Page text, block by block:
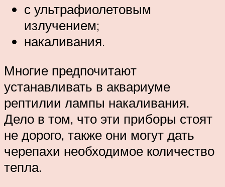
с ультрафиолетовым
излучением;
накаливания.
Многие предпочитают
устанавливать в аквариуме
рептилии лампы накаливания.
Дело в том, что эти приборы стоят
не дорого, также они могут дать
черепахи необходимое количество
тепла.